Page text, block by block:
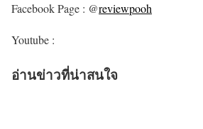
Facebook Page : @reviewpooh
Youtube :
อ่านข่าวที่น่าสนใจ